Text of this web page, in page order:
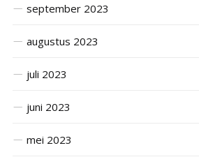
september 2023
augustus 2023
juli 2023
juni 2023
mei 2023